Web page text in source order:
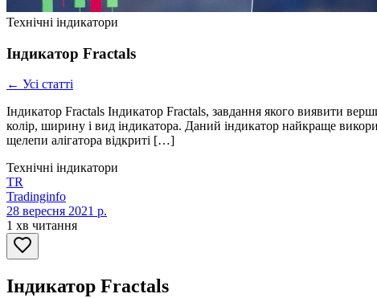
Технічні індикатори
Індикатор Fractals
← Усі статті
Індикатор Fractals Індикатор Fractals, завдання якого виявити
колір, ширину і вид індикатора. Даний індикатор найкраще
щелепи алігатора відкриті […]
Технічні індикатори
TR
Tradinginfo
28 вересня 2021 р.
1 хв читання
Індикатор Fractals